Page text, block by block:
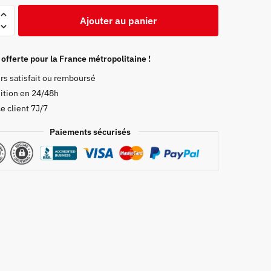
Ajouter au panier
pour la France métropolitaine !
satisfait ou remboursé
en 24/48h
client 7J/7
Paiements sécurisés